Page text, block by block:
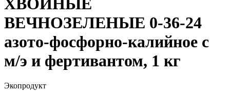
ВЕЧНОЗЕЛЕНЫЕ 0-36-24
азото-фосфорно-калийное с
м/э и фертивантом, 1 кг
Экопродукт